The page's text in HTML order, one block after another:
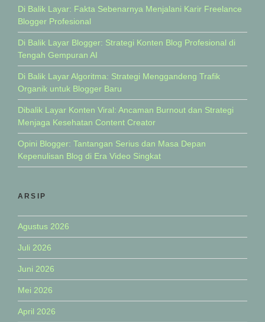
Di Balik Layar: Fakta Sebenarnya Menjalani Karir Freelance
Blogger Profesional
Di Balik Layar Blogger: Strategi Konten Blog Profesional di
Tengah Gempuran AI
Di Balik Layar Algoritma: Strategi Menggandeng Trafik
Organik untuk Blogger Baru
Dibalik Layar Konten Viral: Ancaman Burnout dan Strategi
Menjaga Kesehatan Content Creator
Opini Blogger: Tantangan Serius dan Masa Depan
Kepenulisan Blog di Era Video Singkat
ARSIP
Agustus 2026
Juli 2026
Juni 2026
Mei 2026
April 2026